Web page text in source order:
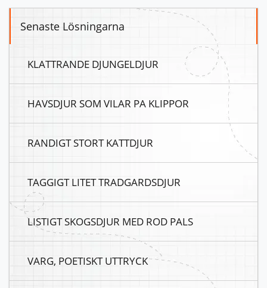
Senaste Lösningarna
KLATTRANDE DJUNGELDJUR
HAVSDJUR SOM VILAR PA KLIPPOR
RANDIGT STORT KATTDJUR
TAGGIGT LITET TRADGARDSDJUR
LISTIGT SKOGSDJUR MED ROD PALS
VARG, POETISKT UTTRYCK